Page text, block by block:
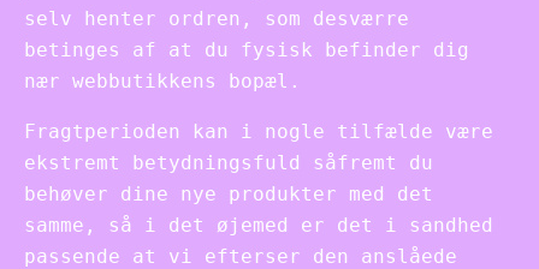
selv henter ordren, som desværre
betinges af at du fysisk befinder dig
nær webbutikkens bopæl.
Fragtperioden kan i nogle tilfælde være
ekstremt betydningsfuld såfremt du
behøver dine nye produkter med det
samme, så i det øjemed er det i sandhed
passende at vi efterser den anslåede